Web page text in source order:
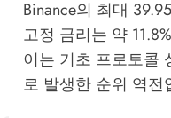
Binance의 최대
고정 금리는 약
이는 기초 프로토콜
로 발생한 순위 역전